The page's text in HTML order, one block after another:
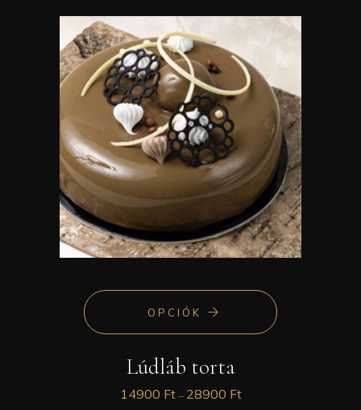
OPCIÓK
Lúdláb torta
14900 Ft – 28900 Ft